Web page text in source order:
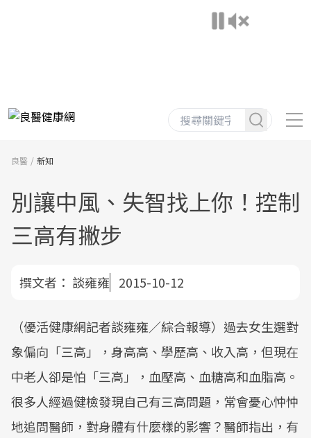
良醫 新知
別讓中風、失智找上你！控制
三高有撇步
撰文者： 談雍雍 2015-10-12
（優活健康網記者談雍雍／綜合報導）過去女生選對
象偏向「三高」，身高高、學歷高、收入高，但現在
中老人卻是怕「三高」，血壓高、血糖高和血脂高。
很多人經過健檢發現自己有三高問題，常會憂心忡忡
地追問醫師，對身體有什麼樣的影響？醫師指出，有